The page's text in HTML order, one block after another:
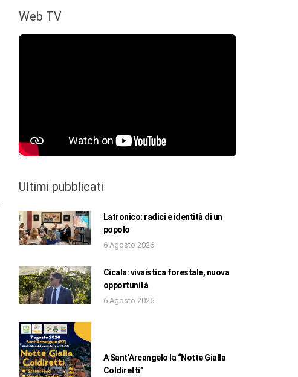
Web TV
Ultimi pubblicati
Latronico: radici e identità di un
popolo
6 Agosto 2026
Cicala: vivaistica forestale, nuova
opportunità
6 Agosto 2026
A Sant’Arcangelo la “Notte Gialla
Coldiretti”